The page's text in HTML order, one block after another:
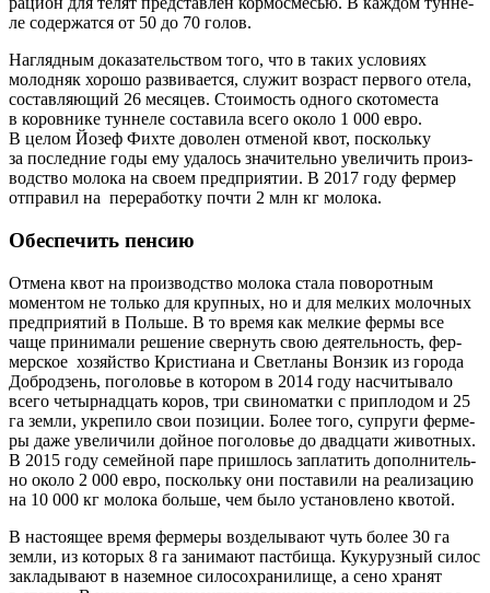
ле содер­жат­ся от 50 до 70 голов.
Нагляд­ным дока­за­тель­ством того, что в таких усло­ви­ях
молод­няк хоро­шо раз­ви­ва­ет­ся, слу­жит воз­раст пер­во­го оте­ла,
состав­ля­ю­щий 26 меся­цев. Сто­и­мость одно­го ско­то­ме­ста
в коров­ни­ке тун­не­ле соста­ви­ла все­го око­ло 1 000 евро.
В целом Йозеф Фих­те дово­лен отме­ной квот, посколь­ку
за послед­ние годы ему уда­лось зна­чи­тель­но уве­ли­чить про­из­
вод­ство моло­ка на сво­ем пред­при­я­тии. В 2017 году фер­мер
отпра­вил на пере­ра­бот­ку почти 2 млн кг молока.
Обеспечить пенсию
Отме­на квот на про­из­вод­ство моло­ка ста­ла пово­рот­ным
момен­том не толь­ко для круп­ных, но и для мел­ких молоч­ных
пред­при­я­тий в Поль­ше. В то вре­мя как мел­кие фер­мы все
чаще при­ни­ма­ли реше­ние свер­нуть свою дея­тель­ность, фер­
мер­ское хозяй­ство Кри­сти­а­на и Свет­ла­ны Вон­зик из горо­да
Доб­ро­дзень, пого­ло­вье в кото­ром в 2014 году насчи­ты­ва­ло
все­го четыр­на­дцать коров, три сви­но­мат­ки с при­пло­дом и 25
га зем­ли, укре­пи­ло свои пози­ции. Более того, супру­ги фер­ме­
ры даже уве­ли­чи­ли дой­ное пого­ло­вье до два­дца­ти живот­ных.
В 2015 году семей­ной паре при­шлось запла­тить допол­ни­тель­
но око­ло 2 000 евро, посколь­ку они поста­ви­ли на реа­ли­за­цию
на 10 000 кг моло­ка боль­ше, чем было уста­нов­ле­но квотой.
В насто­я­щее вре­мя фер­ме­ры воз­де­лы­ва­ют чуть более 30 га
зем­ли, из кото­рых 8 га зани­ма­ют паст­би­ща. Куку­руз­ный силос
закла­ды­ва­ют в назем­ное сило­со­хра­ни­ли­ще, а сено хра­нят